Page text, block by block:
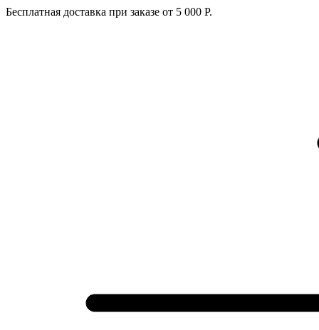
Бесплатная доставка при заказе от 5 000 Р.